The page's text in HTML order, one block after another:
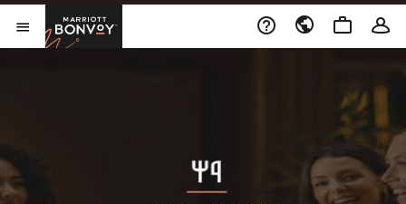
Skip to Content
메뉴 열기
Marriott Bonvoy